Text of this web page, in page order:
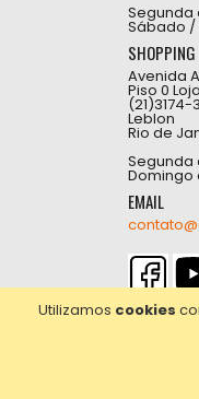
Utilizamos cookies
Segunda
Sábado /
SHOPPING
Avenida
Piso 0
(21)3174-
Leblon
Rio de
Segunda
Domingo
EMAIL
2021©